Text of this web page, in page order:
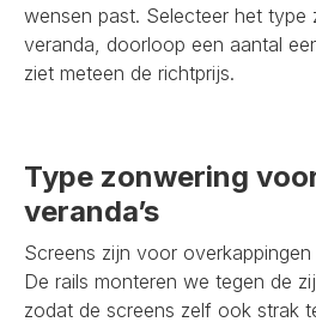
wensen past. Selecteer het
veranda, doorloop een aantal
ziet meteen de richtprijs.
Type zonwering
veranda’s
Screens zijn voor
De rails monteren we tegen de
zodat de screens zelf ook strak